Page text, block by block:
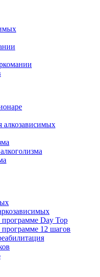
Day Top
12 шагов